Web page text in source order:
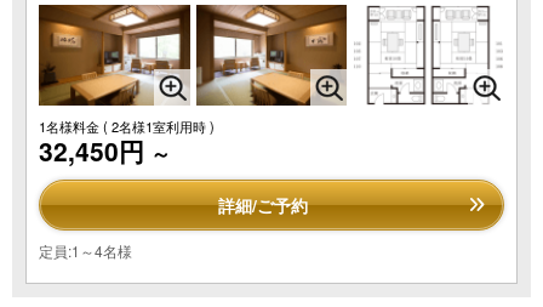
1名様料金( 2名様1室利用時 )
32,450円 ～
詳細/ご予約
定員:1～4名様